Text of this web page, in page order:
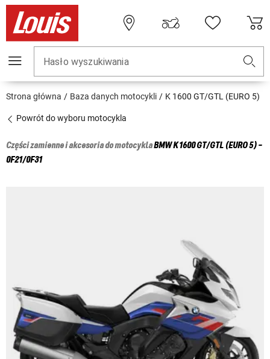
Hasło wyszukiwania
Strona główna Baza danych motocykli K 1600 GT/GTL (EURO 5)
Powrót do wyboru motocykla
Części zamienne i akcesoria do motocyklaBMWK 1600 GT/GTL (EURO 5) -
0F21/0F31